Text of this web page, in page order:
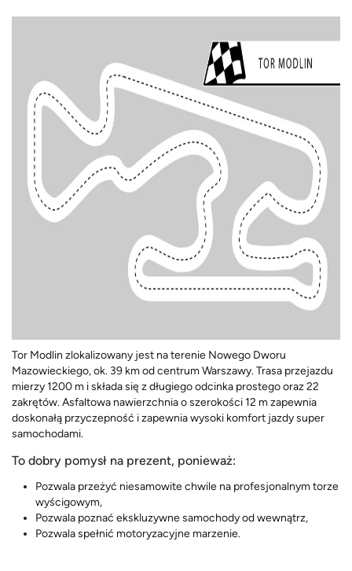
Tor Modlin zlokalizowany jest na terenie Nowego Dworu
Mazowieckiego, ok. 39 km od centrum Warszawy. Trasa przejazdu
mierzy 1200 m i składa się z długiego odcinka prostego oraz 22
zakrętów. Asfaltowa nawierzchnia o szerokości 12 m zapewnia
doskonałą przyczepność i zapewnia wysoki komfort jazdy super
samochodami.
To dobry pomysł na prezent, ponieważ:
Pozwala przeżyć niesamowite chwile na profesjonalnym torze
wyścigowym,
Pozwala poznać ekskluzywne samochody od wewnątrz,
Pozwala spełnić motoryzacyjne marzenie.